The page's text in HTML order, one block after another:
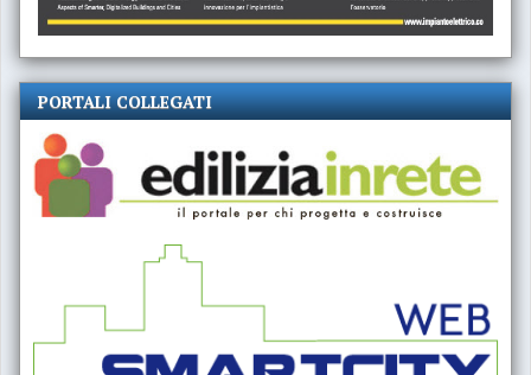
PORTALI COLLEGATI